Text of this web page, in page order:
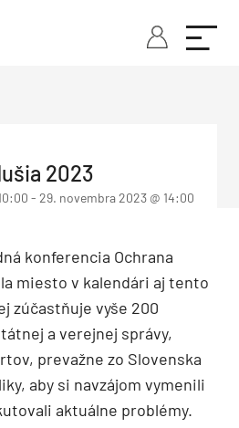
2023
- 29. novembra 2023 @ 14:00
konferencia Ochrana
miesto v kalendári aj tento
zúčastňuje vyše 200
a verejnej správy,
prevažne zo Slovenska
aby si navzájom vymenili
aktuálne problémy.